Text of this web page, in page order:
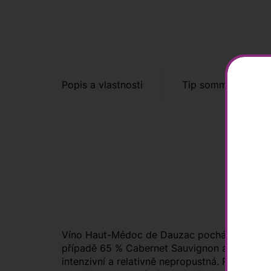
Popis a vlastnosti Tip sommeliera
Víno Haut-Médoc de Dauzac pochází ze
případě 65 % Cabernet Sauvignon a 35 %
intenzivní a relativně nepropustná.